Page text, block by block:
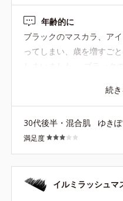
年齢的に
ブラックのマスカラ、ア
ってしまい、歳を増すご
わせてとても使いやすい
ていた為、まだ使えてい
きて、そろそろ新調のタ
定番でブラウンがあった
しかなくなっていて、が
に過去一番崩れないし、
さんのが大好きです！ こ
続
30代後半・混合肌 ゆき
満足度
イルミラッシュマ